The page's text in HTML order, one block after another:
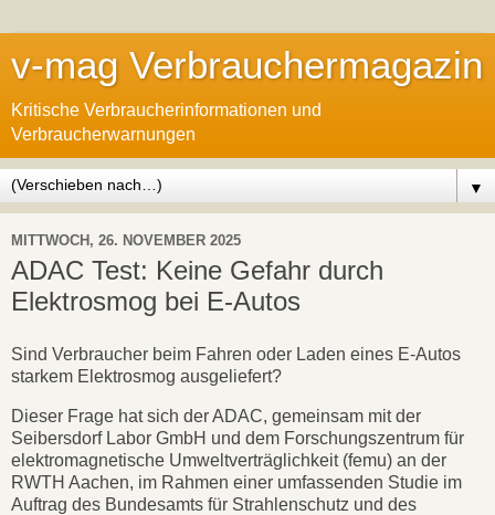
v-mag Verbrauchermagazin
Kritische Verbraucherinformationen und
Verbraucherwarnungen
▼
MITTWOCH, 26. NOVEMBER 2025
ADAC Test: Keine Gefahr durch
Elektrosmog bei E-Autos
Sind Verbraucher beim Fahren oder Laden eines E-Autos
starkem Elektrosmog ausgeliefert?
Dieser Frage hat sich der ADAC, gemeinsam mit der
Seibersdorf Labor GmbH und dem Forschungszentrum für
elektromagnetische Umweltverträglichkeit (femu) an der
RWTH Aachen, im Rahmen einer umfassenden Studie im
Auftrag des Bundesamts für Strahlenschutz und des